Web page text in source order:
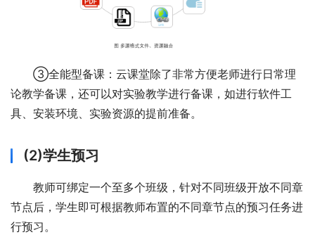
③全能型备课：云课堂除了非常方便老师进行日常理
论教学备课，还可以对实验教学进行备课，如进行软件工
具、安装环境、实验资源的提前准备。
(2)学生预习
教师可绑定一个至多个班级，针对不同班级开放不同章
节点后，学生即可根据教师布置的不同章节点的预习任务进
行预习。